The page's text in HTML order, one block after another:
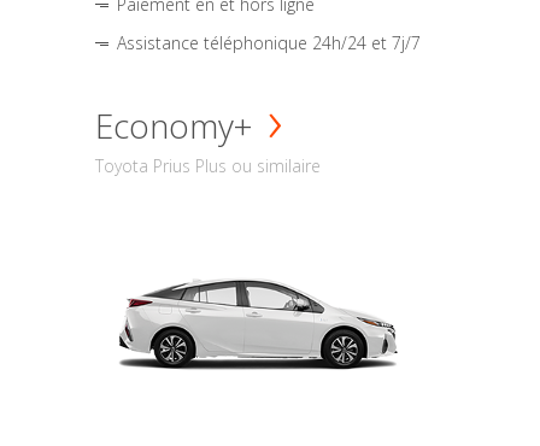
Assistance téléphonique 24h/24 et 7j/7
Economy+
Toyota Prius Plus ou similaire